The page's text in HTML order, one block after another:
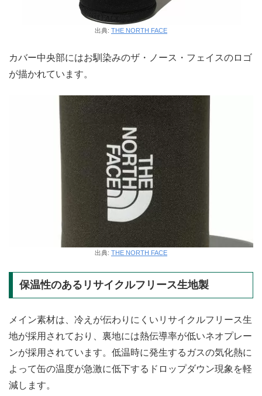
出典: THE NORTH FACE
カバー中央部にはお馴染みのザ・ノース・フェイスのロゴ
が描かれています。
出典: THE NORTH FACE
保温性のあるリサイクルフリース生地製
メイン素材は、冷えが伝わりにくいリサイクルフリース生
地が採用されており、裏地には熱伝導率が低いネオプレー
ンが採用されています。低温時に発生するガスの気化熱に
よって缶の温度が急激に低下するドロップダウン現象を軽
減します。